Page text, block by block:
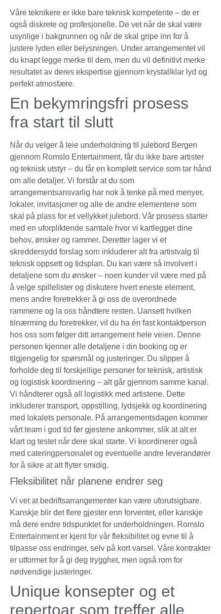
Våre teknikere er ikke bare teknisk kompetente – de er
også diskrete og profesjonelle. De vet når de skal være
usynlige i bakgrunnen og når de skal gripe inn for å
justere lyden eller belysningen. Under arrangementet vil
du knapt legge merke til dem, men du vil definitivt merke
resultatet av deres ekspertise gjennom krystallklar lyd og
perfekt atmosfære.
En bekymringsfri prosess
fra start til slutt
Når du velger å leie underholdning til julebord Bergen
gjennom Romslo Entertainment, får du ikke bare artister
og teknisk utstyr – du får en komplett service som tar hånd
om alle detaljer. Vi forstår at du som
arrangementsansvarlig har nok å tenke på med menyer,
lokaler, invitasjoner og alle de andre elementene som
skal på plass for et vellykket julebord. Vår prosess starter
med en uforpliktende samtale hvor vi kartlegger dine
behov, ønsker og rammer. Deretter lager vi et
skreddersydd forslag som inkluderer alt fra artistvalg til
teknisk oppsett og tidsplan. Du kan være så involvert i
detaljene som du ønsker – noen kunder vil være med på
å velge spillelister og diskutere hvert eneste element,
mens andre foretrekker å gi oss de overordnede
rammene og la oss håndtere resten. Uansett hvilken
tilnærming du foretrekker, vil du ha én fast kontaktperson
hos oss som følger ditt arrangement hele veien. Denne
personen kjenner alle detaljene i din booking og er
tilgjengelig for spørsmål og justeringer. Du slipper å
forholde deg til forskjellige personer for teknisk, artistisk
og logistisk koordinering – alt går gjennom samme kanal.
Vi håndterer også all logistikk med artistene. Dette
inkluderer transport, oppstilling, lydsjekk og koordinering
med lokalets personale. På arrangementsdagen kommer
vårt team i god tid før gjestene ankommer, slik at alt er
klart og testet når dere skal starte. Vi koordinerer også
med cateringpersonalet og eventuelle andre leverandører
for å sikre at alt flyter smidig.
Fleksibilitet når planene endrer seg
Vi vet at bedriftsarrangementer kan være uforutsigbare.
Kanskje blir det flere gjester enn forventet, eller kanskje
må dere endre tidspunktet for underholdningen. Romslo
Entertainment er kjent for vår fleksibilitet og evne til å
tilpasse oss endringer, selv på kort varsel. Våre kontrakter
er utformet for å gi deg trygghet, men også rom for
nødvendige justeringer.
Unique konsepter og et
repertoar som treffer alle